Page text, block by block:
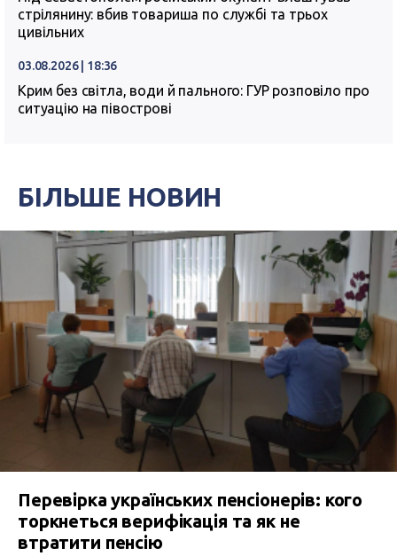
стрілянину: вбив товариша по службі та трьох
цивільних
03.08.2026 | 18:36
Крим без світла, води й пального: ГУР розповіло про
ситуацію на півострові
БІЛЬШЕ НОВИН
Перевірка українських пенсіонерів: кого
торкнеться верифікація та як не
втратити пенсію